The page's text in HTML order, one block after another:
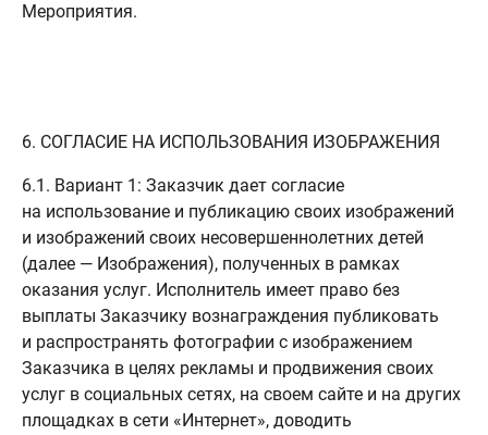
Мероприятия.
6. СОГЛАСИЕ НА ИСПОЛЬЗОВАНИЯ ИЗОБРАЖЕНИЯ
6.1. Вариант 1: Заказчик дает согласие
на использование и публикацию своих изображений
и изображений своих несовершеннолетних детей
(далее — Изображения), полученных в рамках
оказания услуг. Исполнитель имеет право без
выплаты Заказчику вознаграждения публиковать
и распространять фотографии с изображением
Заказчика в целях рекламы и продвижения своих
услуг в социальных сетях, на своем сайте и на других
площадках в сети «Интернет», доводить